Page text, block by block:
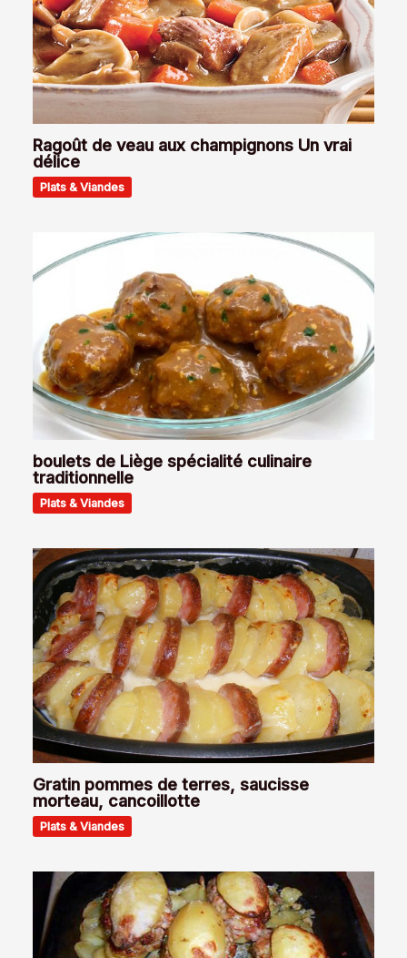
Ragoût de veau aux champignons Un vrai
délice
Plats & Viandes
boulets de Liège spécialité culinaire
traditionnelle
Plats & Viandes
Gratin pommes de terres, saucisse
morteau, cancoillotte
Plats & Viandes